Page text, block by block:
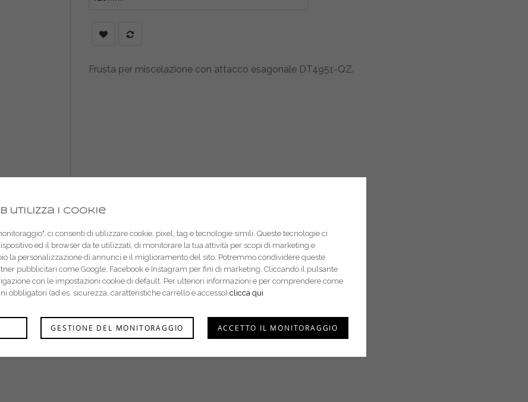
Frusta per miscelazione con attacco esagonale DT4951-QZ.
utilizza i cookie
ci consenti di utilizzare cookie, pixel, tag e tecnologie simili. Queste tecnologie ci
ed il browser da te utilizzati, di monitorare la tua attività per scopi di marketing e
la personalizzazione di annunci e il miglioramento del sito. Potremmo condividere queste
pubblicitari come Google, Facebook e Instagram per fini di marketing. Cliccando il pulsante
con le impostazioni cookie di default. Per ulteriori informazioni e per comprendere come
obbligatori (ad es. sicurezza, caratteristiche carrello e accesso) clicca qui
GESTIONE DEL MONITORAGGIO ACCETTO IL MONITORAGGIO